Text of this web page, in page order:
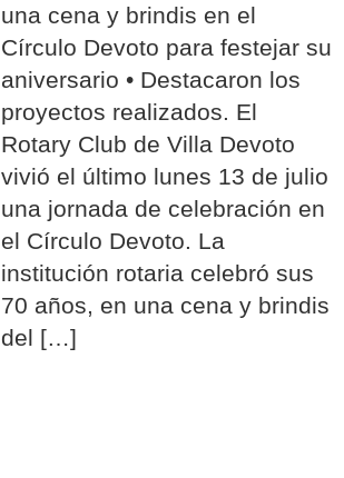
una cena y brindis en el
Círculo Devoto para festejar su
aniversario • Destacaron los
proyectos realizados. El
Rotary Club de Villa Devoto
vivió el último lunes 13 de julio
una jornada de celebración en
el Círculo Devoto. La
institución rotaria celebró sus
70 años, en una cena y brindis
del […]